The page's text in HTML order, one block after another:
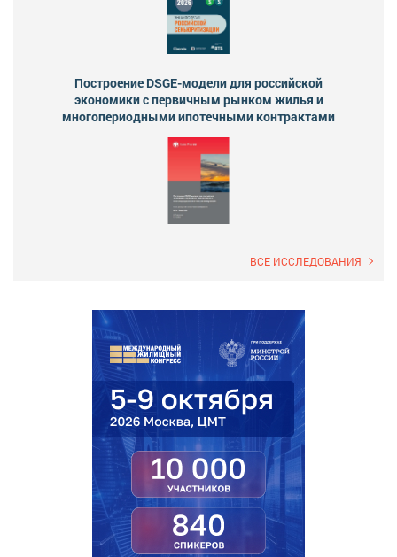
Построение DSGE-модели для российской
экономики с первичным рынком жилья и
многопериодными ипотечными контрактами
ВСЕ ИССЛЕДОВАНИЯ